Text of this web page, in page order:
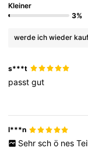
Kleiner
3%
werde ich wieder
s***t
passtgut
l***n
Sehr sch ö nes